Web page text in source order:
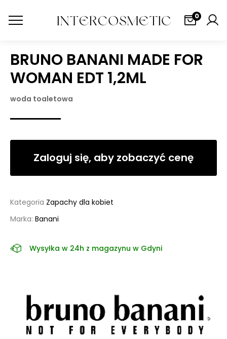
0
BRUNO BANANI MADE FOR
WOMAN EDT 1,2ML
woda toaletowa
Zaloguj się, aby zobaczyć cenę
Kategoria Zapachy dla kobiet
Marka: Banani
Wysyłka w 24h z magazynu w Gdyni